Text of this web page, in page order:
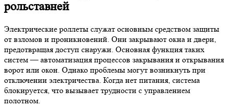
рольставней
Электрические роллеты служат основным средством защиты
от взломов и проникновений. Они закрывают окна и двери,
предотвращая доступ снаружи. Основная функция таких
систем — автоматизация процессов закрывания и открывания
ворот или окон. Однако проблемы могут возникнуть при
отключении электричества. Когда нет питания, система
блокируется, что вызывает трудности с управлением
полотном.